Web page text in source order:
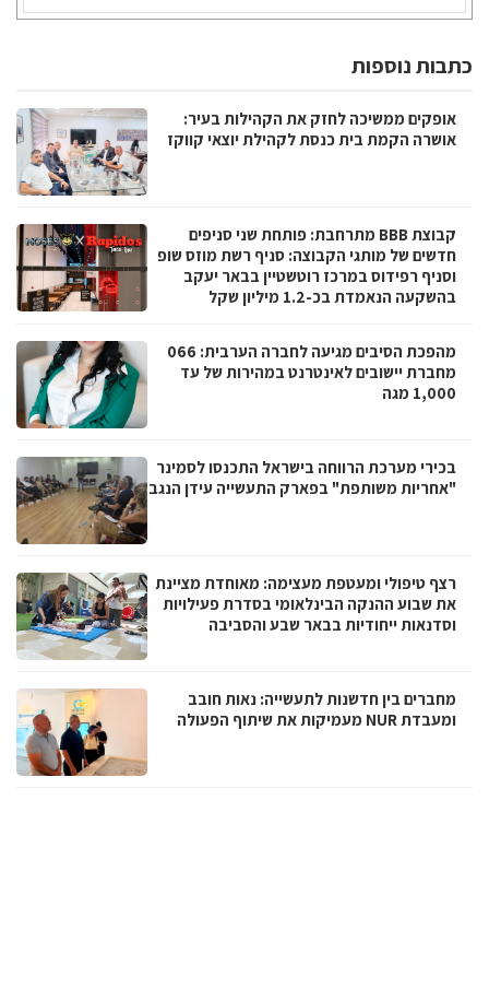
כתבות נוספות
אופקים ממשיכה לחזק את הקהילות בעיר:
אושרה הקמת בית כנסת לקהילת יוצאי קווקז
קבוצת BBB מתרחבת: פותחת שני סניפים
חדשים של מותגי הקבוצה: סניף רשת מוזס שופ
וסניף רפידוס במרכז רוטשטיין בבאר יעקב
בהשקעה הנאמדת בכ-1.2 מיליון שקל
מהפכת הסיבים מגיעה לחברה הערבית: 066
מחברת יישובים לאינטרנט במהירות של עד
1,000 מגה
בכירי מערכת הרווחה בישראל התכנסו לסמינר
"אחריות משותפת" בפארק התעשייה עידן הנגב
רצף טיפולי ומעטפת מעצימה: מאוחדת מציינת
את שבוע ההנקה הבינלאומי בסדרת פעילויות
וסדנאות ייחודיות בבאר שבע והסביבה
מחברים בין חדשנות לתעשייה: נאות חובב
ומעבדת NUR מעמיקות את שיתוף הפעולה